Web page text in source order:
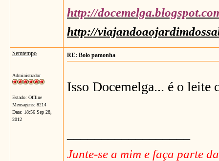
http://
http://
Semtempo
Administrador
Estado: Offline
Mensagens: 8214
Data: 18:56 Sep 28,
2012
RE: Bolo pamonha
Isso Docemelga... é o leite
Junte-se a mim e faça parte